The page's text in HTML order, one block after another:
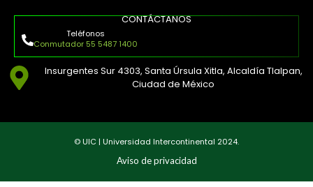
CONTÁCTANOS
Teléfonos
Conmutador 55 5487 1400
Insurgentes Sur 4303, Santa Úrsula Xitla, Alcaldía Tlalpan,
Ciudad de México
© UIC | Universidad Intercontinental 2024.
Aviso de privacidad